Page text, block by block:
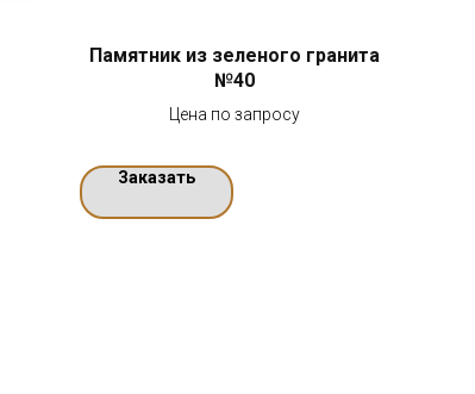
Памятник из зеленого гранита
№40
Цена по запросу
Заказать